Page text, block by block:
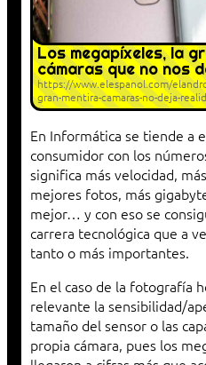
Los megapíxeles, la
cámaras que no nos
https://www.elespanol.com/
gran-mentira-camaras-no-deja-
En Informática se tiende a
consumidor con los
significa más velocidad,
mejores fotos, más
mejor… y con eso se
carrera tecnológica que a
tanto o más importantes.
En el caso de la fotografía
relevante la sensibilidad/
tamaño del sensor o las
propia cámara, pues los